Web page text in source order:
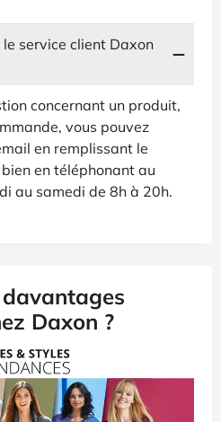
service client Daxon
concernant un produit,
vous pouvez
en remplissant le
en téléphonant au
au samedi de 8h à 20h.
Daxon ?